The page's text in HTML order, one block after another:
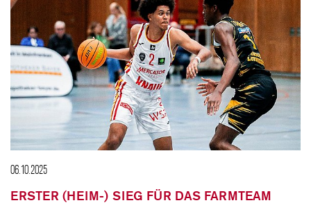
06.10.2025
ERSTER (HEIM-) SIEG FÜR DAS FARMTEAM